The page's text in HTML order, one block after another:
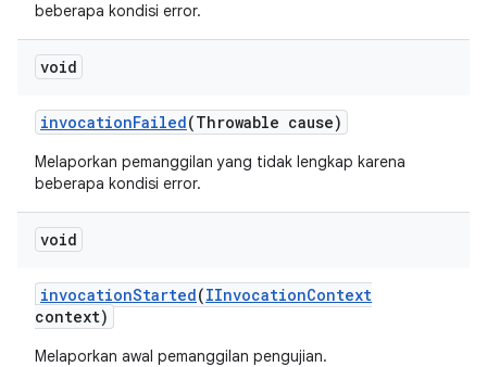
beberapa kondisi error.
void
invocationFailed(Throwable cause)
Melaporkan pemanggilan yang tidak lengkap karena
beberapa kondisi error.
void
invocationStarted(IInvocationContext
context)
Melaporkan awal pemanggilan pengujian.